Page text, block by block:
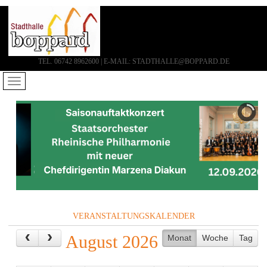
TEL. 06742 8962600 | E-MAIL: STADTHALLE@BOPPARD.DE
VERANSTALTUNGSKALENDER
Monat Woche Tag
August 2026